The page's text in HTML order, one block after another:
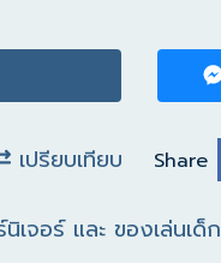
เปรียบเทียบ Share
เจอร์ และ ของเล่นเด็ก